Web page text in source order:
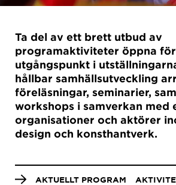
Ta del av ett brett utbud av
programaktiviteter öppna
utgångspunkt i
hållbar samhällsutveckling
föreläsningar, seminarier,
workshops i samverkan med
organisationer och aktörer
design och konsthantverk.
Anchor
menuAKTUELLT PROGRAM